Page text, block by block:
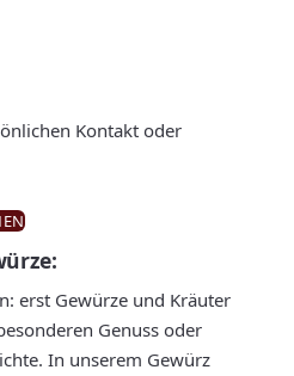
Kontakt oder
erst Gewürze und Kräuter
Genuss oder
In unserem Gewürz